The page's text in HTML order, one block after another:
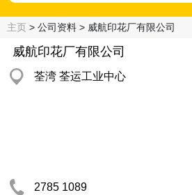
主页 > 公司资料 > 威航印花厂有限公司
威航印花厂有限公司
荃湾 荃运工业中心
2785 1089